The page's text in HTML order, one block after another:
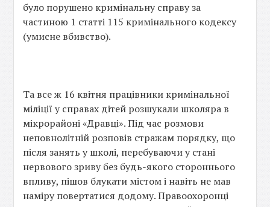
було порушено кримінальну справу за
частиною 1 статті 115 кримінального кодексу
(умисне вбивство).
Та все ж 16 квітня працівники кримінальної
міліції у справах дітей розшукали школяра в
мікрорайоні «Дравці». Під час розмови
неповнолітній розповів стражам порядку, що
після занять у школі, перебуваючи у стані
нервового зриву без будь-якого стороннього
впливу, пішов блукати містом і навіть не мав
наміру повертатися додому. Правоохоронці